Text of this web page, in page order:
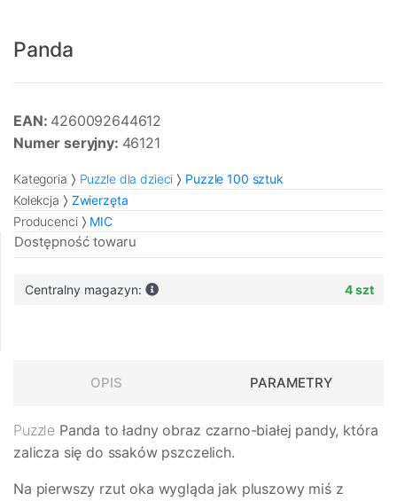
Panda
EAN: 4260092644612
Numer seryjny: 46121
Kategoria Puzzle dla dzieci
Puzzle 100 sztuk
Kolekcja
Zwierzęta
Producenci
MIC
Dostępność towaru
Centralny magazyn: 4 szt
OPIS PARAMETRY
Puzzle Panda to ładny obraz czarno-białej pandy, która
zalicza się do ssaków pszczelich.
Na pierwszy rzut oka wygląda jak pluszowy miś z